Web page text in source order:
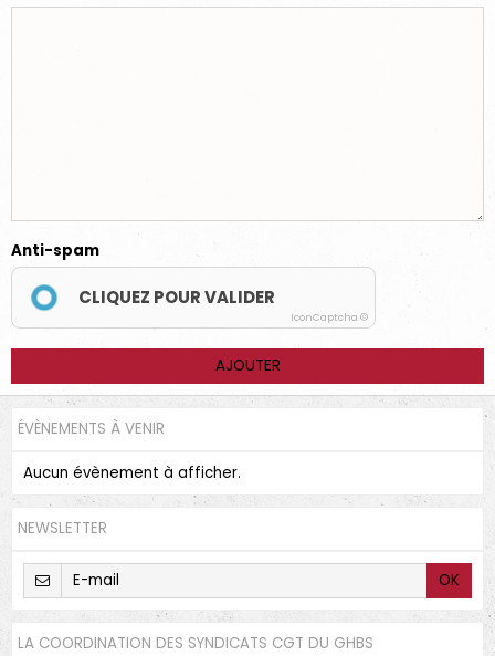
Anti-spam
CLIQUEZ POUR VALIDER
IconCaptcha ©
AJOUTER
ÉVÈNEMENTS À VENIR
Aucun évènement à afficher.
NEWSLETTER
OK
LA COORDINATION DES SYNDICATS CGT DU GHBS